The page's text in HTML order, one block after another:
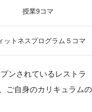
授業9コマ
ットネスプログラム５コマ
ンされているレストラ
ご自身のカリキュラムの